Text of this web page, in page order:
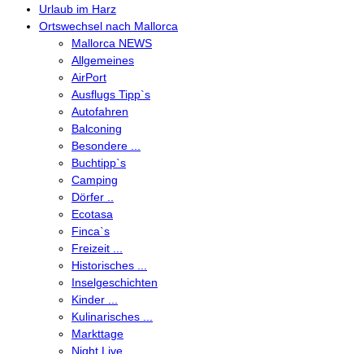
Urlaub im Harz
Ortswechsel nach Mallorca
Mallorca NEWS
Allgemeines
AirPort
Ausflugs Tipp`s
Autofahren
Balconing
Besondere ...
Buchtipp`s
Camping
Dörfer ..
Ecotasa
Finca`s
Freizeit ...
Historisches ...
Inselgeschichten
Kinder ...
Kulinarisches ...
Markttage
Night Live